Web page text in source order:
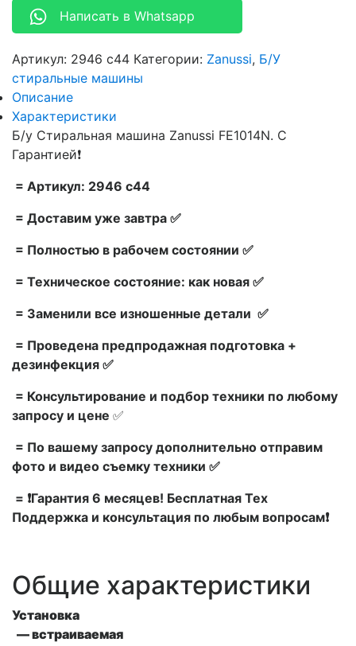
Написать в Whatsapp
Артикул: 2946 c44 Категории: Zanussi, Б/У
стиральные машины
Описание
Характеристики
Б/у Стиральная машина Zanussi FE1014N. С
Гарантией❗
= Артикул: 2946 c44
= Доставим уже завтра ✅
= Полностью в рабочем состоянии ✅
= Техническое состояние: как новая ✅
= Заменили все изношенные детали ✅
= Проведена предпродажная подготовка +
дезинфекция ✅
= Консультирование и подбор техники по любому
запросу и цене ✅
= По вашему запросу дополнительно отправим
фото и видео съемку техники ✅
= ❗Гарантия 6 месяцев! Бесплатная Тех
Поддержка и консультация по любым вопросам❗
Общие характеристики
Установка
— встраиваемая